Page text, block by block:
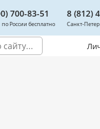
700-83-51
России бесплатно
8 (812)
Санкт-